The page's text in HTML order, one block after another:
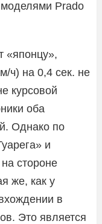
Prado
«японцу»,
ч) на 0,4 сек. не
курсовой
оба
Однако по
и
стороне
же, как у
в
Это является